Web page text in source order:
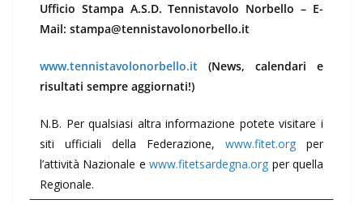
Ufficio Stampa A.S.D. Tennistavolo Norbello – E-
Mail: stampa@tennistavolonorbello.it
www.tennistavolonorbello.it (News, calendari e
risultati sempre aggiornati!)
N.B. Per qualsiasi altra informazione potete visitare i
siti ufficiali della Federazione, www.fitet.org per
l’attività Nazionale ewww.fitetsardegna.org per quella
Regionale.